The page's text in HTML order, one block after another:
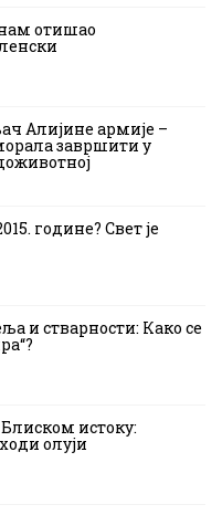
отишао
Алијине армије –
завршити у
године? Свет је
и стварности: Како се
истоку:
олуји